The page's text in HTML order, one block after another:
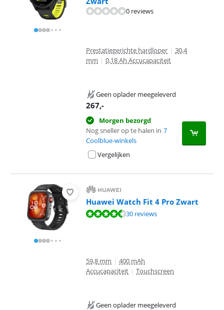
0 reviews
Prestatiegerichte hardloper | 30,4
mm | 0,18 Ah Accucapaciteit
Geen oplader meegeleverd
267,-
Morgen bezorgd
Nog sneller op te halen in 7
Coolblue-winkels
Vergelijken
Huawei Watch Fit 4 Pro Zwart
Beoordeling is 8,6 van de 10, gebaseerd op 30 reviews.
30 reviews
59,8 mm | 400 mAh
Accucapaciteit | Touchscreen
Geen oplader meegeleverd